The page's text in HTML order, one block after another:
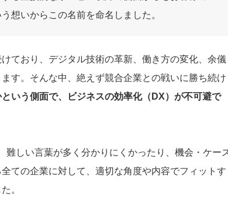
想いからこの名前を命名しました。
ており、デジタル技術の革新、働き方の変化、余儀
す。そんな中、絶えず競合企業との戦いに勝ち続け
いう側面で、ビジネスの効率化（DX）が不可避で
難しい言葉が多く分かりにくかったり、機会・ケー
ての企業に対して、適切な角度や内容でフィットす
。